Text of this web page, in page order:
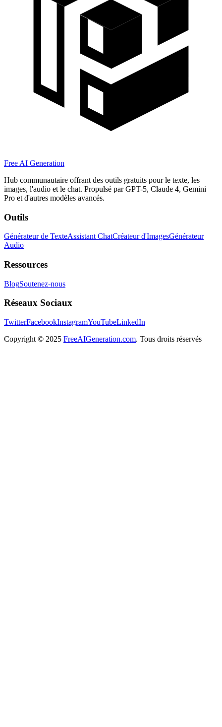
Free AI Generation
Hub communautaire offrant des outils gratuits pour le texte, les
images, l'audio et le chat. Propulsé par GPT-5, Claude 4, Gemini
Pro et d'autres modèles avancés.
Outils
Générateur de TexteAssistant ChatCréateur d'ImagesGénérateur
Audio
Ressources
BlogSoutenez-nous
Réseaux Sociaux
TwitterFacebookInstagramYouTubeLinkedIn
Copyright © 2025 FreeAIGeneration.com. Tous droits réservés